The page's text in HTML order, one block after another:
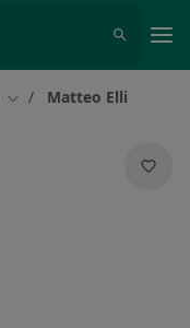
Cambia città
Matteo Elli